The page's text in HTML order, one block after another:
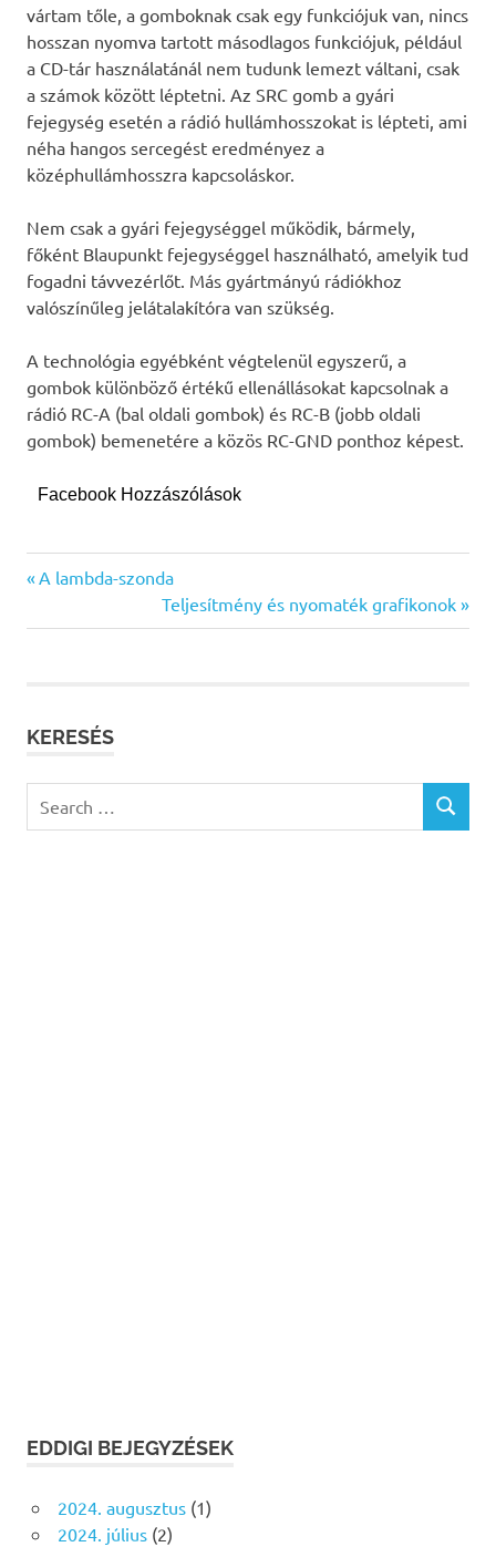
vártam tőle, a gomboknak csak egy funkciójuk van, nincs
hosszan nyomva tartott másodlagos funkciójuk, például
a CD-tár használatánál nem tudunk lemezt váltani, csak
a számok között léptetni. Az SRC gomb a gyári
fejegység esetén a rádió hullámhosszokat is lépteti, ami
néha hangos sercegést eredményez a
középhullámhosszra kapcsoláskor.
Nem csak a gyári fejegységgel működik, bármely,
főként Blaupunkt fejegységgel használható, amelyik tud
fogadni távvezérlőt. Más gyártmányú rádiókhoz
valószínűleg jelátalakítóra van szükség.
A technológia egyébként végtelenül egyszerű, a
gombok különböző értékű ellenállásokat kapcsolnak a
rádió RC-A (bal oldali gombok) és RC-B (jobb oldali
gombok) bemenetére a közös RC-GND ponthoz képest.
Facebook Hozzászólások
kormány
Bejegyzés
navigáció
Previous
A lambda-szonda
Next
Post:
Teljesítmény és nyomaték grafikonok
KERESÉS
for:
SEARCH
EDDIGI BEJEGYZÉSEK
2024. augusztus(1)
2024. július(2)